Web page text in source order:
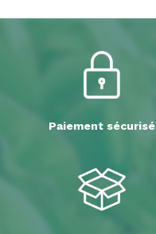
Paiement sécurisé